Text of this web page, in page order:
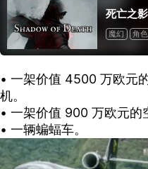
死亡之
魔幻 角
​• 一架价值 4500 万欧元
机。
• 一架价值 900 万欧元的
• 一辆蝙蝠车。